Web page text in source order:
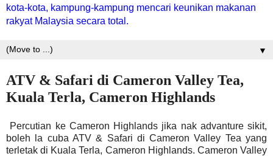
kota-kota, kampung-kampung mencari keunikan makanan
rakyat Malaysia secara total.
▼
ATV & Safari di Cameron Valley Tea,
Kuala Terla, Cameron Highlands
Percutian ke Cameron Highlands jika nak advanture sikit,
boleh la cuba ATV & Safari di Cameron Valley Tea yang
terletak di Kuala Terla, Cameron Highlands. Cameron Valley